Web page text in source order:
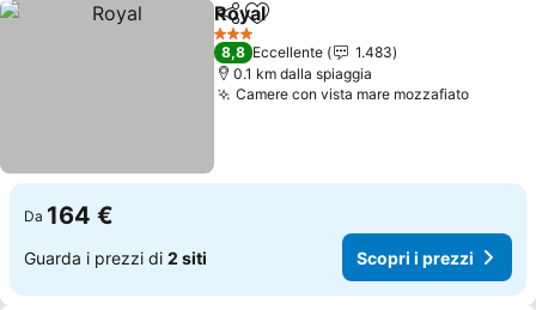
CondividiAggiungi ai preferiti
Royal
3 Stelle
8,8 Eccellente
1.483
0.1 km dalla spiaggia
Camere con vista mare mozzafiatoScopri
Da 164 €
Guarda i prezzi di 2 siti Scopri i prezzi